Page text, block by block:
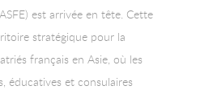
est arrivée en tête. Cette
stratégique pour la
français en Asie, où les
éducatives et consulaires